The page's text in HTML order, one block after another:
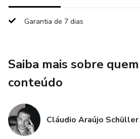
rotinas práticas, fluxos completos,
por semana com mais critério, mais
mental.
É uma leitura indicada para
gestores, autônomos, consultores,
atendimento, operação e qualquer
Garantia de 7 dias
Saiba mais sobre
conteúdo
Cláudio Araújo Schüller